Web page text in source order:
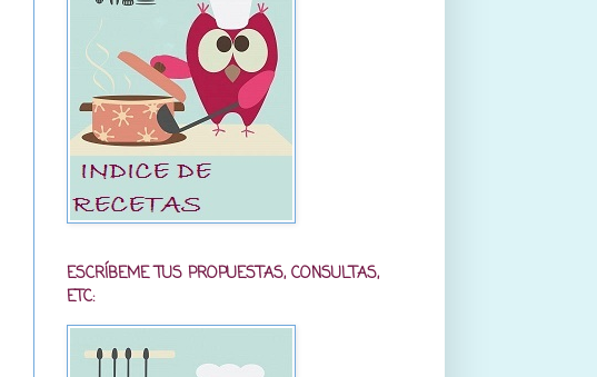
ESCRÍBEME TUS PROPUESTAS, CONSULTAS,
ETC: